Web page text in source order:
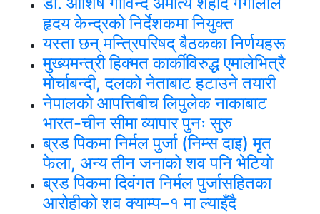
हृदय केन्द्रको निर्देशकमा नियुक्त
यस्ता छन् मन्त्रिपरिषद् बैठकका निर्णयहरू
मुख्यमन्त्री हिक्मत कार्कीविरुद्ध एमालेभित्रै
मोर्चाबन्दी, दलको नेताबाट हटाउने तयारी
नेपालको आपत्तिबीच लिपुलेक नाकाबाट
भारत-चीन सीमा व्यापार पुनः सुरु
ब्रड पिकमा निर्मल पुर्जा (निम्स दाइ) मृत
फेला, अन्य तीन जनाको शव पनि भेटियो
ब्रड पिकमा दिवंगत निर्मल पुर्जासहितका
आरोहीको शव क्याम्प–१ मा ल्याइँदै